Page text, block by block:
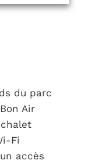
du parc
Air
Fi
accès